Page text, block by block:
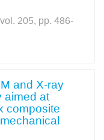
205, pp. 486-
and X-ray
aimed at
composite